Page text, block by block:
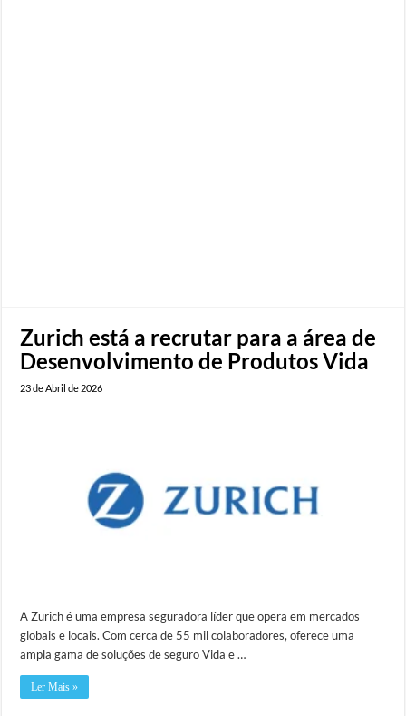
Zurich está a recrutar para a área de
Desenvolvimento de Produtos Vida
23 de Abril de 2026
A Zurich é uma empresa seguradora líder que opera em mercados
globais e locais. Com cerca de 55 mil colaboradores, oferece uma
ampla gama de soluções de seguro Vida e …
Ler Mais »